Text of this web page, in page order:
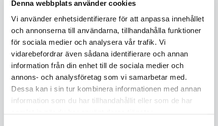
Denna webbplats använder cookies
Vi använder enhetsidentifierare för att anpassa innehållet
och annonserna till användarna, tillhandahålla funktioner
för sociala medier och analysera vår trafik. Vi
vidarebefordrar även sådana identifierare och annan
information från din enhet till de sociala medier och
annons- och analysföretag som vi samarbetar med.
Dessa kan i sin tur kombinera informationen med annan
information som du har tillhandahållit eller som de har
1~50mm
PRO64010050
I lager
11994201
6 285
KÖP
PG-095L 3-backschuck OD:
3~95mm
PRO64010095
Ej i lager
Beställningsvara
11994201
6 905
KÖP